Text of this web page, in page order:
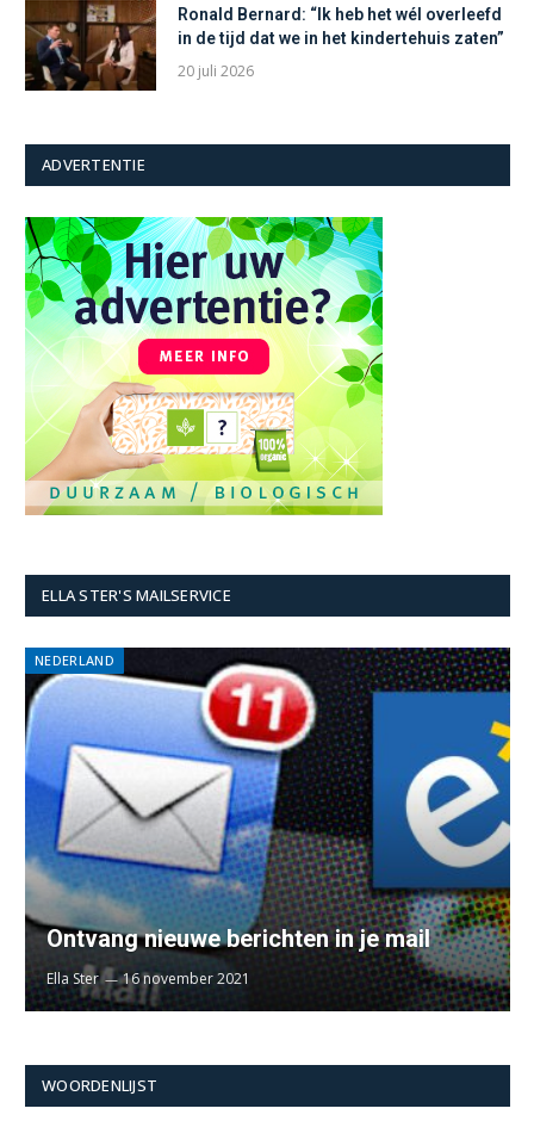
Ronald Bernard: “Ik heb het wél overleefd
in de tijd dat we in het kindertehuis zaten”
20 juli 2026
ADVERTENTIE
ELLA STER'S MAILSERVICE
NEDERLAND
Ontvang nieuwe berichten in je mail
Ella Ster 16 november 2021
WOORDENLIJST